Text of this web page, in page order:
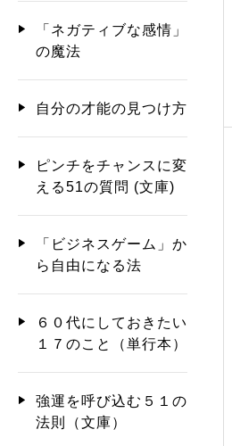
「ネガティブな感情」
の魔法
自分の才能の見つけ方
ピンチをチャンスに変
える51の質問 (文庫)
「ビジネスゲーム」か
ら自由になる法
６０代にしておきたい
１７のこと（単行本）
強運を呼び込む５１の
法則（文庫）